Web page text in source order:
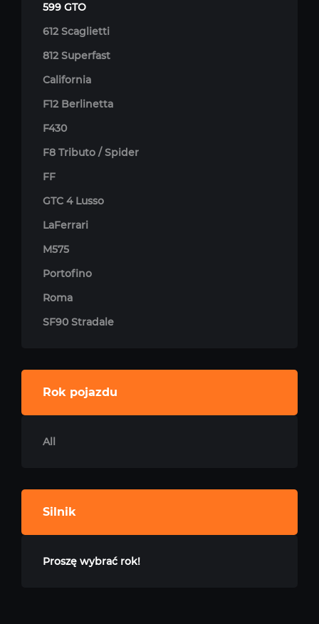
599 GTO
612 Scaglietti
812 Superfast
California
F12 Berlinetta
F430
F8 Tributo / Spider
FF
GTC 4 Lusso
LaFerrari
M575
Portofino
Roma
SF90 Stradale
Rok pojazdu
All
Silnik
Proszę wybrać rok!